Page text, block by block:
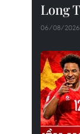
Long
06/08/2026